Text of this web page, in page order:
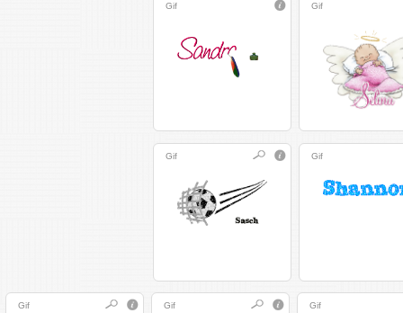
Gif Gif
Gif Gif
Gif Gif Gif